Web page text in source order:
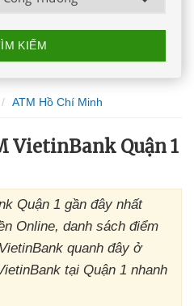
KIẾM
ATM Hồ Chí Minh
VietinBank Quận 1
Quận 1 gần đây nhất
Online, danh sách điểm
quanh đây ở
tại Quận 1 nhanh